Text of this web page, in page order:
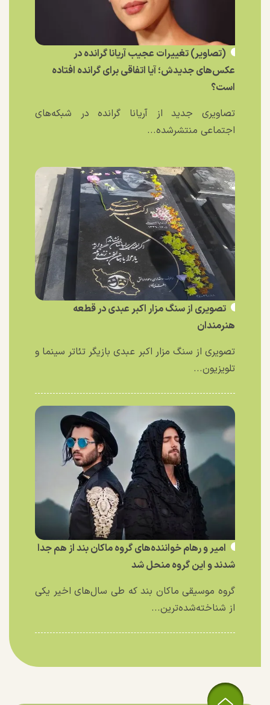
(تصاویر) تغییرات عجیب آریانا گرانده در
عکس‌های جدیدش؛ آیا اتفاقی برای گرانده افتاده
است؟
تصاویری جدید از آریانا گرانده در شبکه‌های
اجتماعی منتشرشده...
تصویری از سنگ مزار اکبر عبدی در قطعه
هنرمندان
تصویری از سنگ مزار اکبر عبدی بازیگر تئاتر سینما و
تلویزیون...
امیر و رهام خواننده‌های گروه ماکان بند از هم جدا
شدند و این گروه منحل شد
گروه موسیقی ماکان بند که طی سال‌های اخیر یکی
از شناخته‌شده‌ترین...